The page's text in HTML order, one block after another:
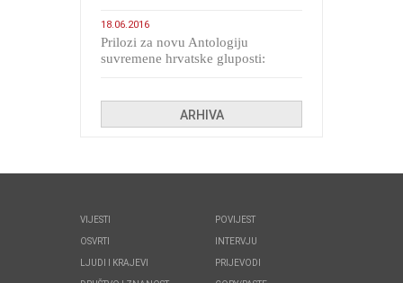
18.06.2016
Prilozi za novu Antologiju
suvremene hrvatske gluposti:
ARHIVA
VIJESTI
OSVRTI
LJUDI I KRAJEVI
POVIJEST
INTERVJU
PRIJEVODI